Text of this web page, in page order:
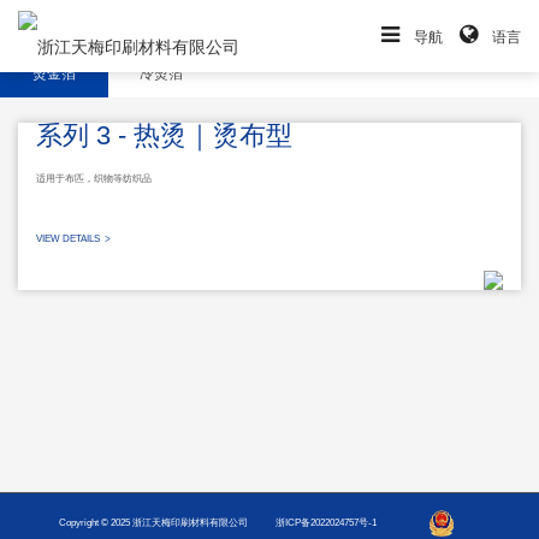
导航 语言
烫金箔 冷烫箔
系列 3 - 热烫｜烫布型
适用于布匹，织物等纺织品
VIEW DETAILS >
Copyright © 2025 浙江天梅印刷材料有限公司 浙ICP备2022024757号-1